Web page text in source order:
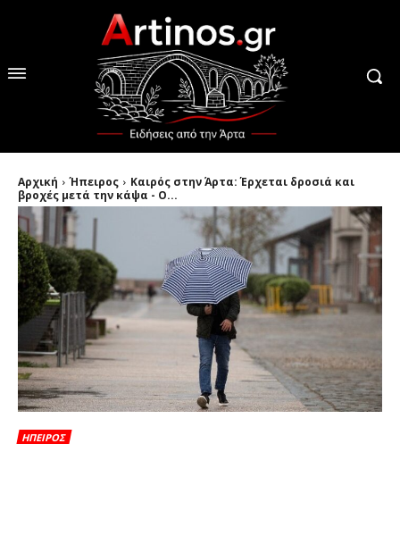
Αρχική Ήπειρος
Καιρός στην Άρτα: Έρχεται δροσιά και
βροχές μετά την κάψα - Ο...
ΗΠΕΙΡΟΣ